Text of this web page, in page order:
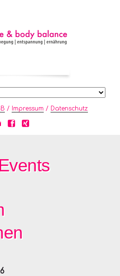
Impressum Datenschutz